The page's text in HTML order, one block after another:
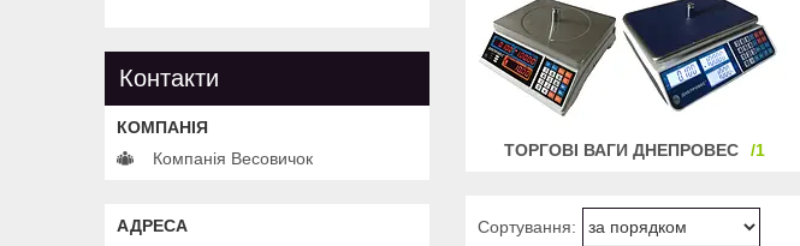
ТОРГОВІ ВАГИ ДНЕПРОВЕС 1
Контакти
Компанія Весовичок